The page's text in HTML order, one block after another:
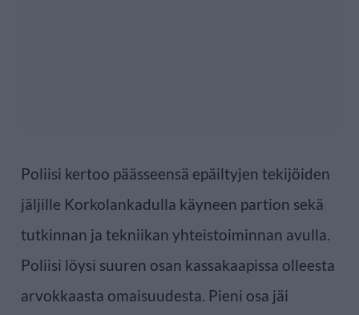
Poliisi kertoo päässeensä epäiltyjen tekijöiden
jäljille Korkolankadulla käyneen partion sekä
tutkinnan ja tekniikan yhteistoiminnan avulla.
Poliisi löysi suuren osan kassakaapissa olleesta
arvokkaasta omaisuudesta. Pieni osa jäi